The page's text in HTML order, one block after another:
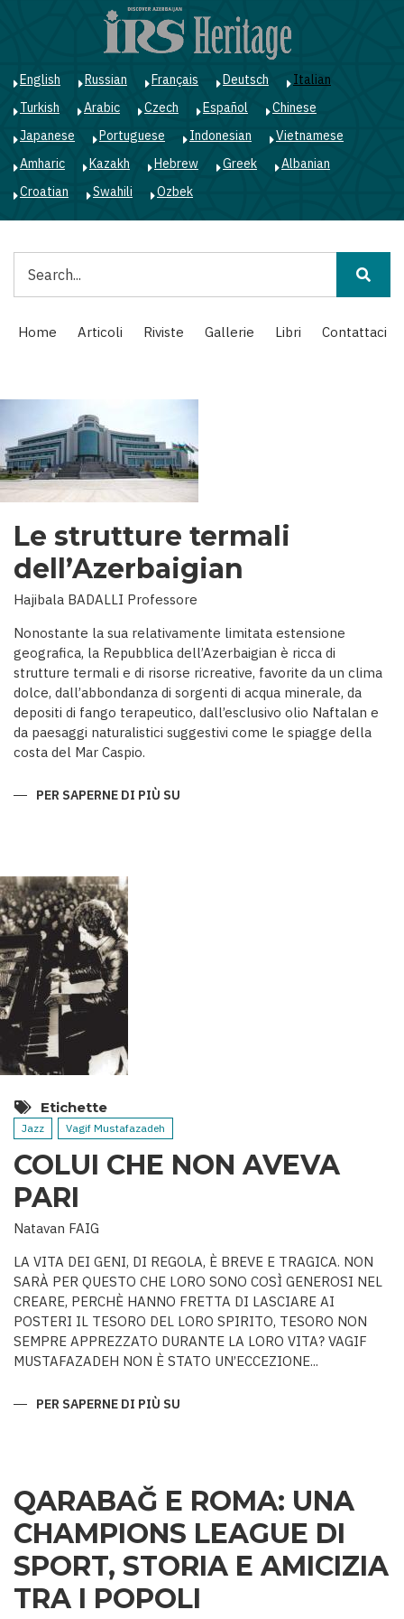
English Russian Français Deutsch
Italian
Turkish
Arabic Czech Español
Chinese
Japanese
Portuguese Indonesian
Vietnamese
Amharic
Kazakh Hebrew Greek
Albanian
Croatian
Swahili Ozbek
Main
navigation
Home Articoli Riviste Gallerie Libri Contattaci
Le strutture termali
dell’Azerbaigian
Hajibala BADALLI Professore
Nonostante la sua relativamente limitata estensione
geografica, la Repubblica dell’Azerbaigian è ricca di
strutture termali e di risorse ricreative, favorite da un clima
dolce, dall’abbondanza di sorgenti di acqua minerale, da
depositi di fango terapeutico, dall’esclusivo olio Naftalan e
da paesaggi naturalistici suggestivi come le spiagge della
costa del Mar Caspio.
PER SAPERNE DI PIÙ SU
Etichette
Jazz Vagif Mustafazadeh
COLUI CHE NON AVEVA
PARI
Natavan FAIG
LA VITA DEI GENI, DI REGOLA, È BREVE E TRAGICA. NON
SARÀ PER QUESTO CHE LORO SONO COSÌ GENEROSI NEL
CREARE, PERCHÈ HANNO FRETTA DI LASCIARE AI
POSTERI IL TESORO DEL LORO SPIRITO, TESORO NON
SEMPRE APPREZZATO DURANTE LA LORO VITA? VAGIF
MUSTAFAZADEH NON È STATO UN’ECCEZIONE...
PER SAPERNE DI PIÙ SU
QARABAĞ E ROMA: UNA
CHAMPIONS LEAGUE DI
SPORT, STORIA E AMICIZIA
TRA I POPOLI